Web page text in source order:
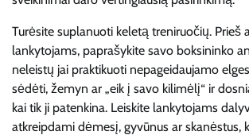
Turėsite suplanuoti keletą treniruočių. Prieš
lankytojams, paprašykite savo boksininko
neleistų jai praktikuoti nepageidaujamo
sėdėti, žemyn ar „eik į savo kilimėlį“ ir
kai tik ji patenkina. Leiskite lankytojams
atkreipdami dėmesį, gyvūnus ar skanėstus,